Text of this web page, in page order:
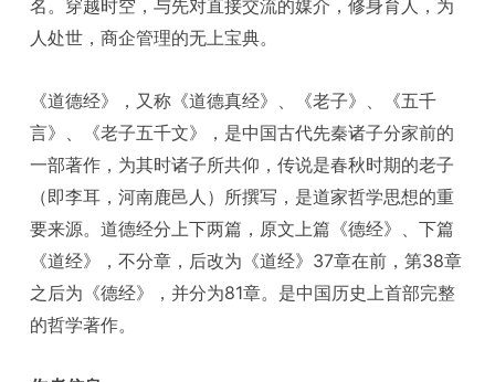
名。穿越时空，与先对直接交流的媒介，修身育人，为
人处世，商企管理的无上宝典。
《道德经》，又称《道德真经》、《老子》、《五千
言》、《老子五千文》，是中国古代先秦诸子分家前的
一部著作，为其时诸子所共仰，传说是春秋时期的老子
（即李耳，河南鹿邑人）所撰写，是道家哲学思想的重
要来源。道德经分上下两篇，原文上篇《德经》、下篇
《道经》，不分章，后改为《道经》37章在前，第38章
之后为《德经》，并分为81章。是中国历史上首部完整
的哲学著作。